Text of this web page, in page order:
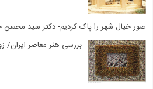
صور خیال شهر را پاک کردیم- دکتر سید محسن
بررسی هنر معاصر ایران/